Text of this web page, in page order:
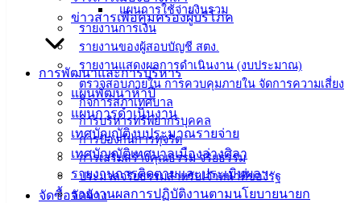
แผนการใช้จ่ายงินรวม
รายงานการเงิน
รายงานของผู้สอบบัญชี สตง.
รายงานแสดงผลการดำเนินงาน (งบประมาณ)
ตรวจสอบภายใน การควบคุมภายใน จัดการความเสี่ยง
กิจการสภาเทศบาล
การบริหารทรัพยากรบุคคล
การป้องกันการทุจริต
การเสริมสร้างคุณธรรม จริยธรรม
ประมวลจริยธรรมสำหรับเจ้าหน้าที่ของรัฐ
จัดซื้อจัดจ้าง
ข่าวสารเพื่อคุ้มครองผู้บริโภค
การพัฒนาและการบริหาร
แผนพัฒนาห้าปี
แผนการดำเนินงาน
เทศบัญญัติงบประมาณรายจ่าย
เทศบัญญัติเทศบาลเมืองอ่างศิลา
รายงานการติดตามและประเมินผลฯ
รายงานผลการปฏิบัติงานตามนโยบายนายก
ข่าวสาร
น่ารู้
ศุนย์
ข้อมูล
ข่าวสาร
อิเล็กทรอนิกส์
องค์
ความรู้
(Knowledge
Management)